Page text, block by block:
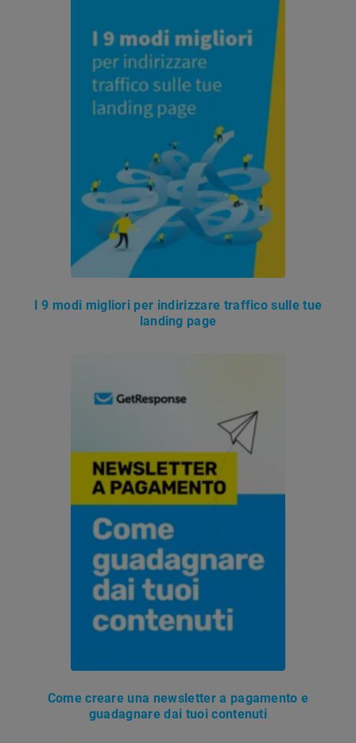
I 9 modi migliori per indirizzare traffico sulle tue
landing page
Come creare una newsletter a pagamento e
guadagnare dai tuoi contenuti